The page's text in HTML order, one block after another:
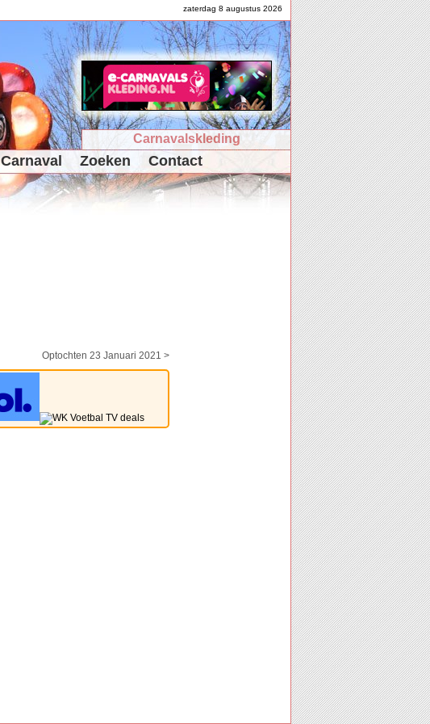
zaterdag 8 augustus 2026
Carnavalskleding
Carnaval Zoeken Contact
Optochten 23 Januari 2021 >